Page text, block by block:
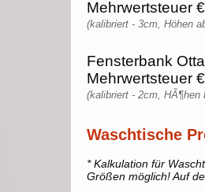
Mehrwertsteuer
(kalibriert - 3cm, Höhen
Fensterbank
Mehrwertsteuer
(kalibriert - 2cm,
Waschtische
* Kalkulation für
Größen möglich! Auf